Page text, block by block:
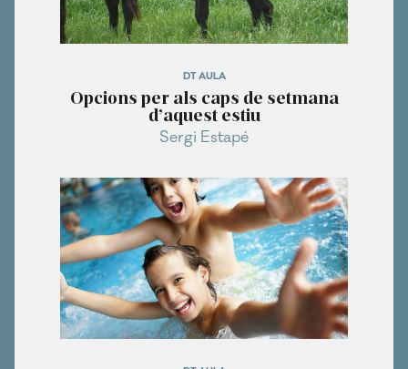
DT AULA
Opcions per als caps de setmana
d’aquest estiu
Sergi Estapé